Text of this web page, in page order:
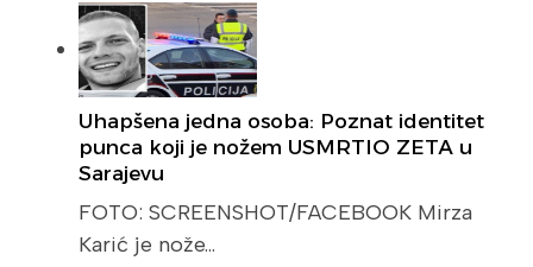
Uhapšena jedna osoba: Poznat identitet
punca koji je nožem USMRTIO ZETA u
Sarajevu
FOTO: SCREENSHOT/FACEBOOK Mirza
Karić je nože…